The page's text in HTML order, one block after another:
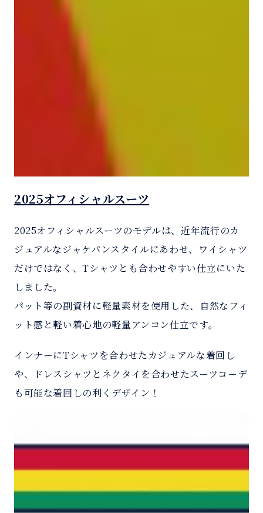
2025オフィシャルスーツ
2025オフィシャルスーツのモデルは、近年流行のカ
ジュアルなジャケパンスタイルにあわせ、ワイシャツ
だけではなく、Tシャツとも合わせやすい仕立にいた
しました。
パット等の副資材に軽量素材を使用した、自然なフィ
ット感と軽い着心地の軽量アンコン仕立です。
インナーにTシャツを合わせたカジュアルな着回し
や、ドレスシャツとネクタイを合わせたスーツコーデ
も可能な着回しの利くデザイン！